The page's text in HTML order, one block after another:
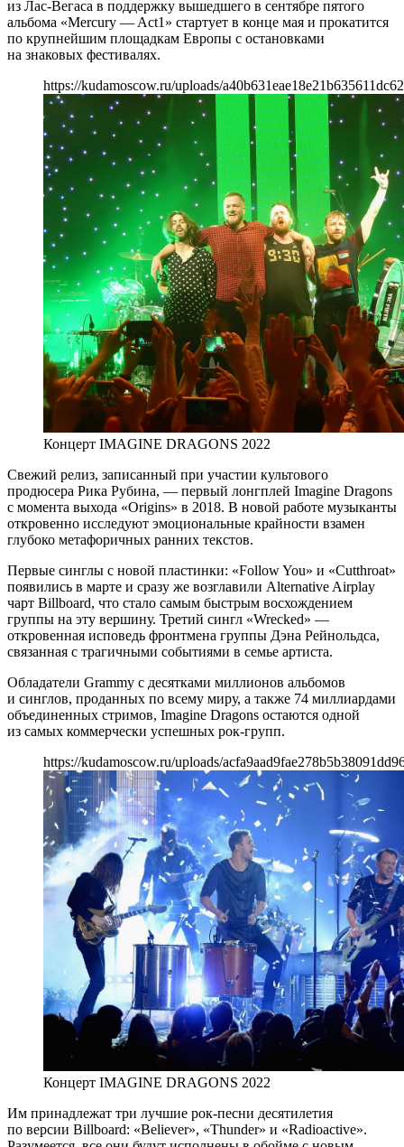
из Лас-Вегаса в поддержку вышедшего в сентябре пятого
альбома «Mercury — Act1» стартует в конце мая и прокатится
по крупнейшим площадкам Европы с остановками
на знаковых фестивалях.
https://kudamoscow.ru/uploads/
Концерт IMAGINE DRAGONS 2022
Свежий релиз, записанный при участии культового
продюсера Рика Рубина, — первый лонгплей Imagine Dragons
с момента выхода «Origins» в 2018. В новой работе музыканты
откровенно исследуют эмоциональные крайности взамен
глубоко метафоричных ранних текстов.
Первые синглы с новой пластинки: «Follow You» и «Cutthroat»
появились в марте и сразу же возглавили Alternative Airplay
чарт Billboard, что стало самым быстрым восхождением
группы на эту вершину. Третий сингл «Wrecked» —
откровенная исповедь фронтмена группы Дэна Рейнольдса,
связанная с трагичными событиями в семье артиста.
​​Обладатели Grammy c десятками миллионов альбомов
и синглов, проданных по всему миру, а также 74 миллиардами
объединенных стримов, Imagine Dragons остаются одной
из самых коммерчески успешных рок-групп.
https://kudamoscow.ru/uploads/
Концерт IMAGINE DRAGONS 2022
Им принадлежат три лучшие рок-песни десятилетия
по версии Billboard: «Believer», «Thunder» и «Radioactive».